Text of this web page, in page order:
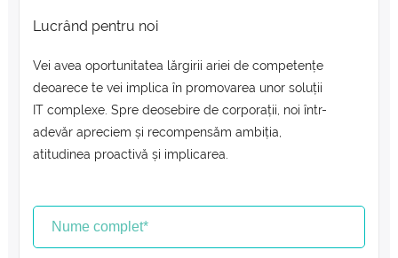
Lucrând pentru noi
Vei avea oportunitatea lărgirii ariei de competențe
deoarece te vei implica în promovarea unor soluții
IT complexe. Spre deosebire de corporații, noi într-
adevăr apreciem și recompensăm ambiția,
atitudinea proactivă și implicarea.